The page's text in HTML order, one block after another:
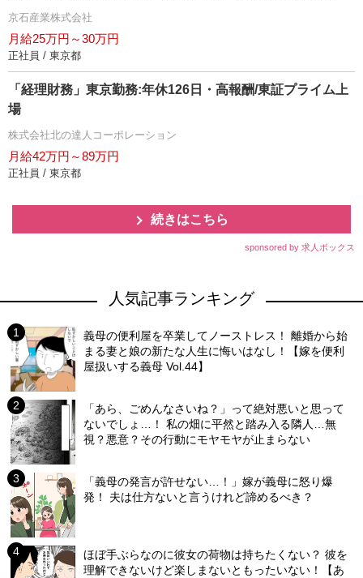
京石産業株式会社
月給25万円～30万円
正社員 / 東京都
「経理財務」東京勤務:年休126日・高報酬/東証プライム上
場
株式会社北の達人コーポレーション
月給42万円～89万円
正社員 / 東京都
続きはこちら
sponsored by 求人ボックス
人気記事ランキング
義母の便利屋を卒業してノーストレス！ 離婚から始
まる妻と娘の新たな人生に悔いはなし！【嫁を便利
屋扱いする義母 Vol.44】
「あら、ごめんなさいね？」って絶対悪いと思って
ないでしょ…！ 私の畑に平然と踏み入る隣人…無
視？悪意？その行動にモヤモヤが止まらない
「義母の発言が許せない…！」嫁が義母に怒り爆
発！ 夫は仕方ないと言うけれど諦めるべき？
ほぼ手ぶらなのに彼女の荷物は持ちたくない？ 彼を
理解できないけど楽しまないともったいない！【あ